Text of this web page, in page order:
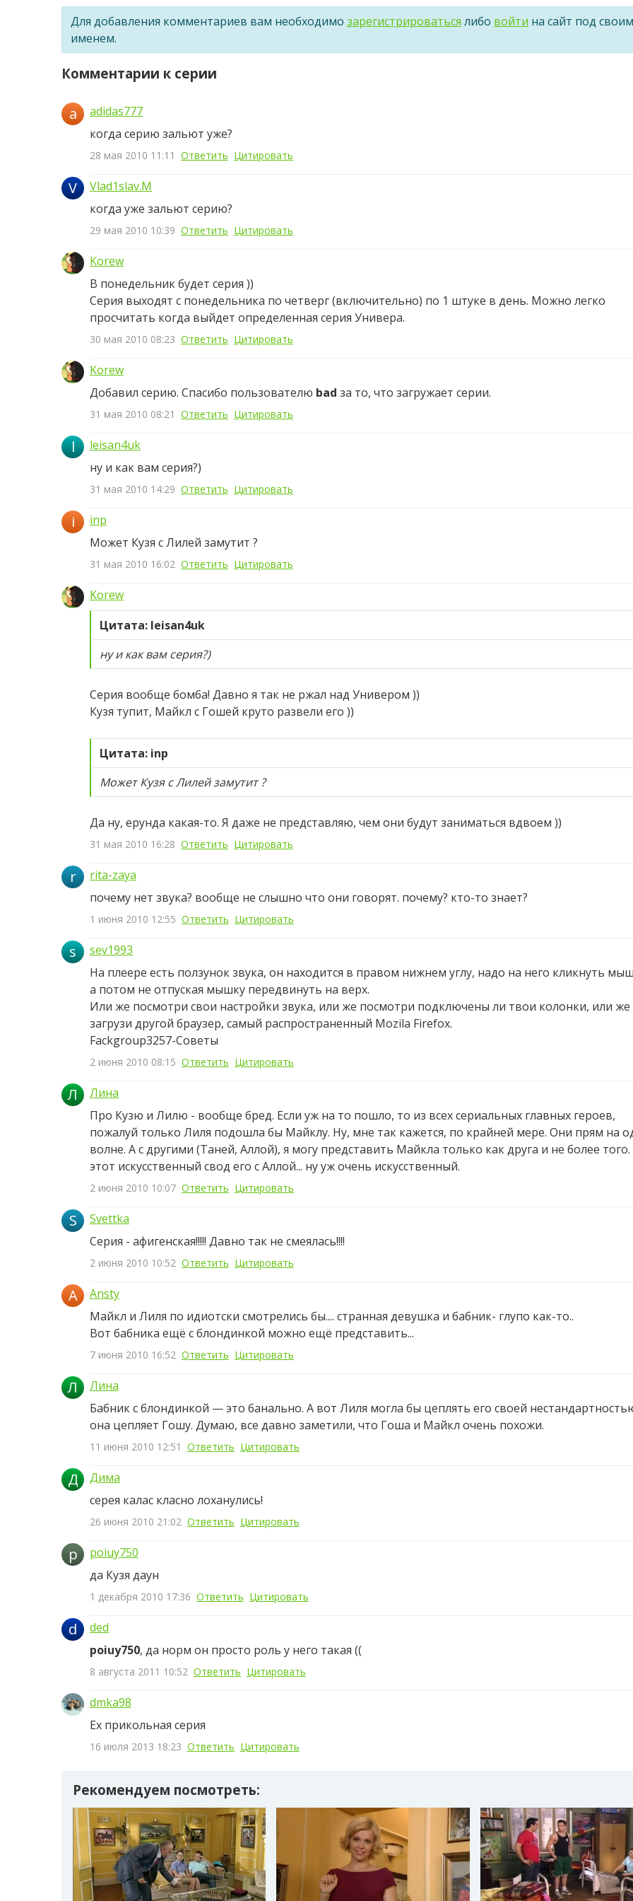
Для добавления комментариев вам необходимо зарегистрироваться либо войти на сайт под своим
именем.
Комментарии к серии
a
adidas777
когда серию зальют уже?
28 мая 2010 11:11 Ответить Цитировать
V
Vlad1slav.M
когда уже зальют серию?
29 мая 2010 10:39 Ответить Цитировать
Korew
В понедельник будет серия ))
Серия выходят с понедельника по четверг (включительно) по 1 штуке в день. Можно легко
просчитать когда выйдет определенная серия Универа.
30 мая 2010 08:23 Ответить Цитировать
Korew
Добавил серию. Спасибо пользователю bad за то, что загружает серии.
31 мая 2010 08:21 Ответить Цитировать
l
leisan4uk
ну и как вам серия?)
31 мая 2010 14:29 Ответить Цитировать
i
inp
Может Кузя с Лилей замутит ?
31 мая 2010 16:02 Ответить Цитировать
Korew
Цитата: leisan4uk
ну и как вам серия?)
Серия вообще бомба! Давно я так не ржал над Универом ))
Кузя тупит, Майкл с Гошей круто развели его ))
Цитата: inp
Может Кузя с Лилей замутит ?
Да ну, ерунда какая-то. Я даже не представляю, чем они будут заниматься вдвоем ))
31 мая 2010 16:28 Ответить Цитировать
r
rita-zaya
почему нет звука? вообще не слышно что они говорят. почему? кто-то знает?
1 июня 2010 12:55 Ответить Цитировать
s
sev1993
На плеере есть ползунок звука, он находится в правом нижнем углу, надо на него кликнуть
а потом не отпуская мышку передвинуть на верх.
Или же посмотри свои настройки звука, или же посмотри подключены ли твои колонки, или же
загрузи другой браузер, самый распространенный Mozila Firefox.
Fackgroup3257-Советы
2 июня 2010 08:15 Ответить Цитировать
Л
Лина
Про Кузю и Лилю - вообще бред. Если уж на то пошло, то из всех сериальных главных героев,
пожалуй только Лиля подошла бы Майклу. Ну, мне так кажется, по крайней мере. Они прям на
волне. А с другими (Таней, Аллой), я могу представить Майкла только как друга и не более того.
этот искусственный свод его с Аллой... ну уж очень искусственный.
2 июня 2010 10:07 Ответить Цитировать
S
Svettka
Серия - афигенская!!!!! Давно так не смеялась!!!!
2 июня 2010 10:52 Ответить Цитировать
A
Ansty
Майкл и Лиля по идиотски смотрелись бы.... странная девушка и бабник- глупо как-то..
Вот бабника ещё с блондинкой можно ещё представить...
7 июня 2010 16:52 Ответить Цитировать
Л
Лина
Бабник с блондинкой — это банально. А вот Лиля могла бы цеплять его своей
она цепляет Гошу. Думаю, все давно заметили, что Гоша и Майкл очень похожи.
11 июня 2010 12:51 Ответить Цитировать
Д
Дима
серея калас класно лоханулись!
26 июня 2010 21:02 Ответить Цитировать
p
poiuy750
да Кузя даун
1 декабря 2010 17:36 Ответить Цитировать
d
ded
poiuy750, да норм он просто роль у него такая ((
8 августа 2011 10:52 Ответить Цитировать
dmka98
Ех прикольная серия
16 июля 2013 18:23 Ответить Цитировать
Рекомендуем посмотреть: